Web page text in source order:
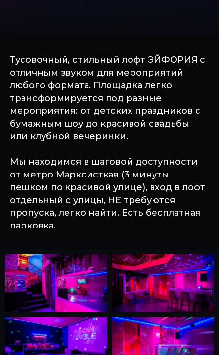
Тусовочный, стильный лофт ЭЙФОРИЯ с
отличным звуком для мероприятий
любого формата. Площадка легко
трансформируется под разные
мероприятия: от детских праздников с
бумажным шоу до красивой свадьбы
или клубной вечеринки.
Мы находимся в шаговой доступности
от метро Марксисткая (3 минуты
пешком по красивой улице), вход в лофт
отдельный с улицы, НЕ требуются
пропуска, легко найти. Есть бесплатная
парковка.